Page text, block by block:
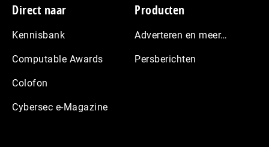
Footer
Direct naar
Kennisbank
Computable Awards
Colofon
Cybersec e-Magazine
Producten
Adverteren en meer…
Persberichten